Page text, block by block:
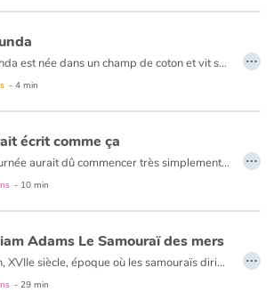
Un jour ailleurs, des histoires pour découvrir un événement marquant du XXe siècle.
Yehunda est née dans un champ de coton et vit sous le soleil, les yeux éclatants de lumière. Yehunda a un secret qu'elle ne retrouve qu'à la nuit tombée. Son secret a les cheveux blonds et la peau aussi claire que la sienne est foncée. Ensemble, ils construisent leurs rêves, s'allégeant du poids écrasant de la discipline imposée par les maîtres. Mais un jour, peut-être seront-ils libres de réaliser leurs rêves.
- 4 min
…
écrit comme ça
La journée aurait dû commencer très simplement. Les volets se seraient ouverts. On aurait humé l’air, du haut des balcons. On aurait enfilé les jupes et les caleçons... préparé la chicorée. On se serait disputé, ou embrassé. Mais le 9 juin 1944, un compte à rebours avait débuté quelque part...
- 10 min
…
Adams Le Samouraï des mers
Japon, XVIIe siècle, époque où les samouraïs dirigent l'Empire d'une main de fer, respectant les sept vertus du Bushido : droiture, courage, bienveillance, politesse, honnêteté, honneur et loyauté.
- 29 min
…